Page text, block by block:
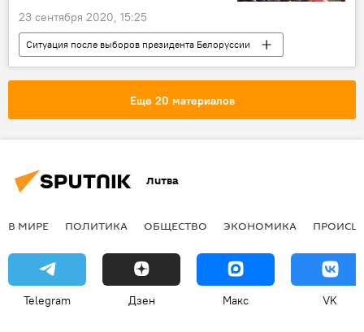
23 сентября 2020, 15:25
Ситуация после выборов президента Белоруссии
Политика
Литва
Гитанас Науседа
Еще 20 материалов
Литва
В МИРЕ ПОЛИТИКА ОБЩЕСТВО ЭКОНОМИКА
Telegram Дзен Макс VK